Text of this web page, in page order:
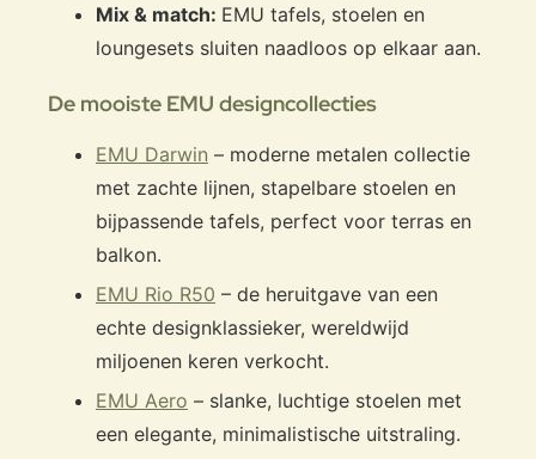
Mix & match: EMU tafels, stoelen en
loungesets sluiten naadloos op elkaar aan.
De mooiste EMU designcollecties
EMU Darwin – moderne metalen collectie
met zachte lijnen, stapelbare stoelen en
bijpassende tafels, perfect voor terras en
balkon.
EMU Rio R50 – de heruitgave van een
echte designklassieker, wereldwijd
miljoenen keren verkocht.
EMU Aero – slanke, luchtige stoelen met
een elegante, minimalistische uitstraling.